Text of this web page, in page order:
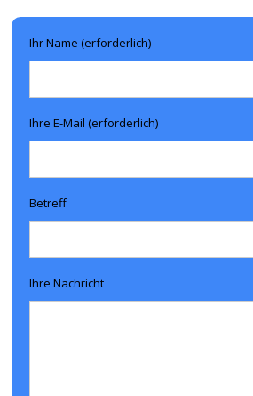
Ihr Name (erforderlich)
Ihre E-Mail (erforderlich)
Betreff
Ihre Nachricht